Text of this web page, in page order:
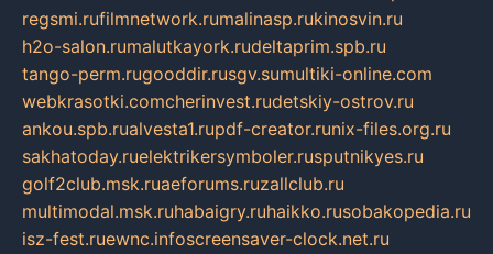
regsmi.rufilmnetwork.rumalinasp.rukinosvin.ru
h2o-salon.rumalutkayork.rudeltaprim.spb.ru
tango-perm.rugooddir.rusgv.sumultiki-online.com
webkrasotki.comcherinvest.rudetskiy-ostrov.ru
ankou.spb.rualvesta1.rupdf-creator.runix-files.org.ru
sakhatoday.ruelektrikersymboler.rusputnikyes.ru
golf2club.msk.ruaeforums.ruzallclub.ru
multimodal.msk.ruhabaigry.ruhaikko.rusobakopedia.ru
isz-fest.ruewnc.infoscreensaver-clock.net.ru